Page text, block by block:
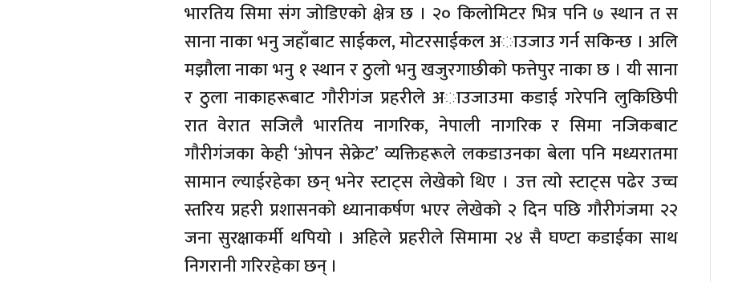
भारतिय सिमा संग जाेडिएकाे क्षेत्र छ । २० किलाेमिटर भित्र पनि ७ स्थान त स
साना नाका भनु जहाँबाट साईकल, माेटरसाईकल अाउजाउ गर्न सकिन्छ । अलि
मझाैला नाका भनु १ स्थान र ठुलाे भनु खजुरगाछीकाे फत्तेपुर नाका छ । यी साना
र ठुला नाकाहरूबाट गाैरीगंज प्रहरीले अाउजाउमा कडाई गरेपनि लुकिछिपी
रात वेरात सजिलै भारतिय नागरिक, नेपाली नागरिक र सिमा नजिकबाट
गाैरीगंजका केही ‘ओपन सेक्रेट’ व्यक्तिहरूले लकडाउनका बेला पनि मध्यरातमा
सामान ल्याईरहेका छन् भनेर स्टाट्स लेखेकाे थिए । उत्त त्याे स्टाट्स पढेर उच्च
स्तरिय प्रहरी प्रशासनकाे ध्यानाकर्षण भएर लेखेकाे २ दिन पछि गाैरीगंजमा २२
जना सुरक्षाकर्मी थपियाे । अहिले प्रहरीले सिमामा २४ सै घण्टा कडाईका साथ
निगरानी गरिरहेका छन् ।